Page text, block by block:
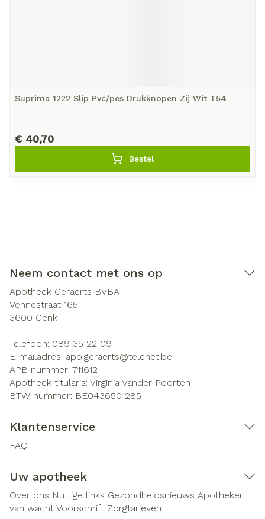
Suprima 1222 Slip Pvc/pes Drukknopen Zij Wit T54
€ 40,70
Bestel
Neem contact met ons op
Apotheek Geraerts BVBA
Vennestraat 165
3600 Genk
Telefoon: 089 35 22 09
E-mailadres: apo.geraerts@telenet.be
APB nummer: 711612
Apotheek titularis: Virginia Vander Poorten
BTW nummer: BE0436501285
Klantenservice
FAQ
Uw apotheek
Over ons Nuttige links Gezondheidsnieuws Apotheker
van wacht Voorschrift Zorgtarieven